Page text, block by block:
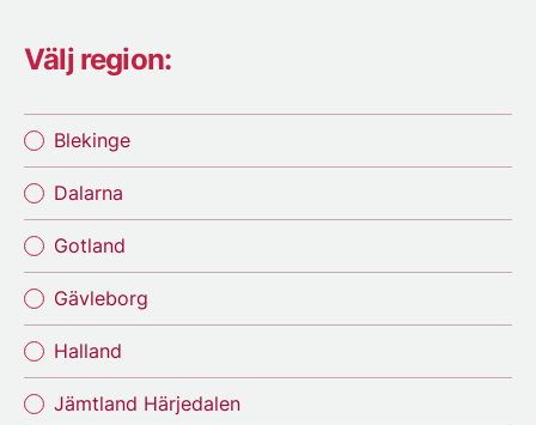
Välj region:
Blekinge
Dalarna
Gotland
Gävleborg
Halland
Jämtland Härjedalen